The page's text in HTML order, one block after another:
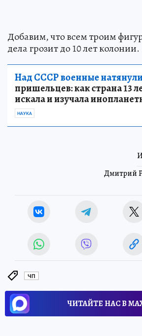
Добавим, что всем троим
дела грозит до 10 лет колонии.
Над СССР военные натянули
пришельцев: как страна 13
искала и изучала
НАУКА
ЧП
ЧИТАЙТЕ НАС В